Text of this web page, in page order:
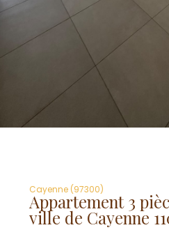
Cayenne (97300)
Appartement 3
ville de Cayenne